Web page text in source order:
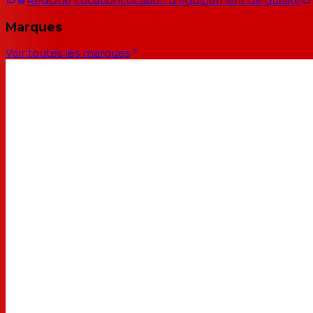
Marques
Voir toutes les marques